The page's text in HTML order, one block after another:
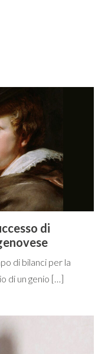
di
di bilanci per la
di un genio […]